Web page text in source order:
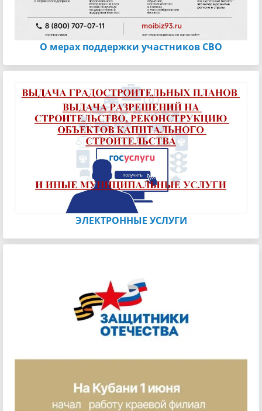
О мерах поддержки участников СВО
ЭЛЕКТРОННЫЕ УСЛУГИ